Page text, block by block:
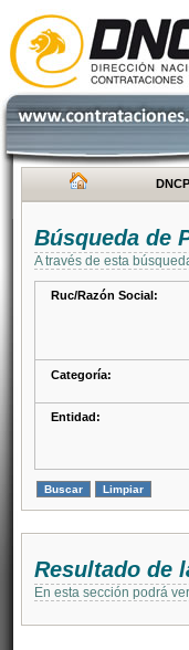
DNCP
Búsqueda de
A través de esta
Ruc/Razón Social:
Categoría:
Entidad:
Resultado de
En esta sección podrá